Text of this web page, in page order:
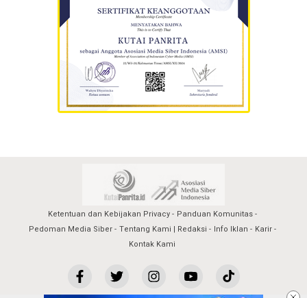
Ketentuan dan Kebijakan Privacy
Panduan Komunitas
Pedoman Media Siber
Tentang Kami | Redaksi Info Iklan
Karir
Kontak Kami